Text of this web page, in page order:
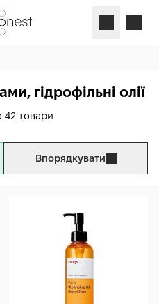
гідрофільні олії
42 товари
Впорядкувати